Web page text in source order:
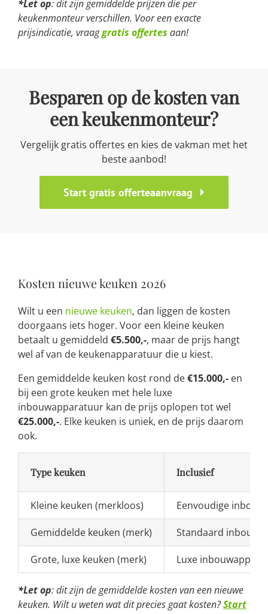
*Let op: dit zijn gemiddelde prijzen die per
keukenmonteur verschillen. Voor een exacte
prijsindicatie, vraaggratis offertes aan!
Besparen op de kosten van
een keukenmonteur?
Vergelijk gratis offertes en kies de vakman met het
beste aanbod!
Start gratis offerteaanvraag
Kosten nieuwe keuken 2026
Wilt u een nieuwe keuken, dan liggen de kosten
doorgaans iets hoger. Voor een kleine keuken
betaalt u gemiddeld €5.500,-, maar de prijs hangt
wel af van de keukenapparatuur die u kiest.
Een gemiddelde keuken kost rond de€15.000,- en
bij een grote keuken met hele luxe
inbouwapparatuur kan de prijs oplopen tot wel
€25.000,-. Elke keuken is uniek, en de prijs daarom
ook.
Type keuken Inclusief
Kleine keuken (merkloos) Eenvoudige
Gemiddelde keuken (merk) Standaard
Grote, luxe keuken (merk) Luxe
*Let op: dit zijn de gemiddelde kosten van een nieuwe
keuken. Wilt u weten wat dit precies gaat kosten?Start